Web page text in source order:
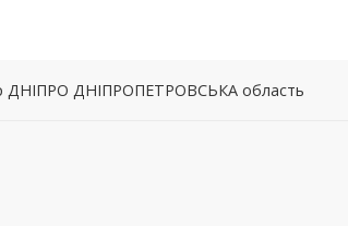
ДНІПРО ДНІПРОПЕТРОВСЬКА область